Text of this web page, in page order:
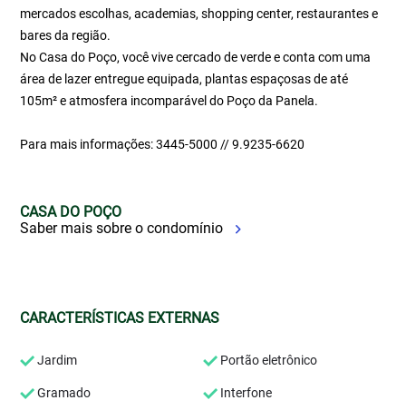
mercados escolhas, academias, shopping center, restaurantes e
bares da região.
No Casa do Poço, você vive cercado de verde e conta com uma
área de lazer entregue equipada, plantas espaçosas de até
105m² e atmosfera incomparável do Poço da Panela.
Para mais informações: 3445-5000 // 9.9235-6620
CASA DO POÇO
Saber mais sobre o condomínio
CARACTERÍSTICAS EXTERNAS
Jardim Portão eletrônico
Gramado Interfone